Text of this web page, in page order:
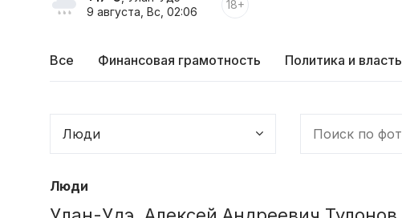
9 августа, Вс, 02:06
18+
Все Финансовая грамотность Политика и власть
Люди